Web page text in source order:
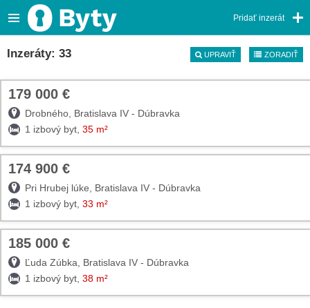
Pridať inzerát
Inzeráty: 33 UPRAVIŤ ZORADIŤ
TOP
179 000 €
Drobného, Bratislava IV - Dúbravka
1 izbový byt, 35 m²
TOP
174 900 €
Pri Hrubej lúke, Bratislava IV - Dúbravka
1 izbový byt, 33 m²
TOP
185 000 €
Ľuda Zúbka, Bratislava IV - Dúbravka
1 izbový byt, 38 m²